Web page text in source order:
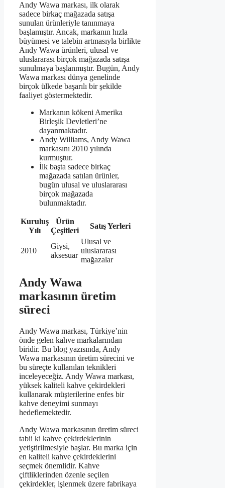
Andy Wawa markası, ilk olarak
sadece birkaç mağazada satışa
sunulan ürünleriyle tanınmaya
başlamıştır. Ancak, markanın hızla
büyümesi ve talebin artmasıyla birlikte
Andy Wawa ürünleri, ulusal ve
uluslararası birçok mağazada satışa
sunulmaya başlanmıştır. Bugün, Andy
Wawa markası dünya genelinde
birçok ülkede başarılı bir şekilde
faaliyet göstermektedir.
Markanın kökeni Amerika
Birleşik Devletleri’ne
dayanmaktadır.
Andy Williams, Andy Wawa
markasını 2010 yılında
kurmuştur.
İlk başta sadece birkaç
mağazada satılan ürünler,
bugün ulusal ve uluslararası
birçok mağazada
bulunmaktadır.
Kuruluş
Yılı
Ürün
Çeşitleri
Satış Yerleri
2010
Giysi,
aksesuar
Ulusal ve
uluslararası
mağazalar
Andy Wawa
markasının üretim
süreci
Andy Wawa markası, Türkiye’nin
önde gelen kahve markalarından
biridir. Bu blog yazısında, Andy
Wawa markasının üretim sürecini ve
bu süreçte kullanılan teknikleri
inceleyeceğiz. Andy Wawa markası,
yüksek kaliteli kahve çekirdekleri
kullanarak müşterilerine enfes bir
kahve deneyimi sunmayı
hedeflemektedir.
Andy Wawa markasının üretim süreci
tabii ki kahve çekirdeklerinin
yetiştirilmesiyle başlar. Bu marka için
en kaliteli kahve çekirdeklerini
seçmek önemlidir. Kahve
çiftliklerinden özenle seçilen
çekirdekler, işlenmek üzere fabrikaya